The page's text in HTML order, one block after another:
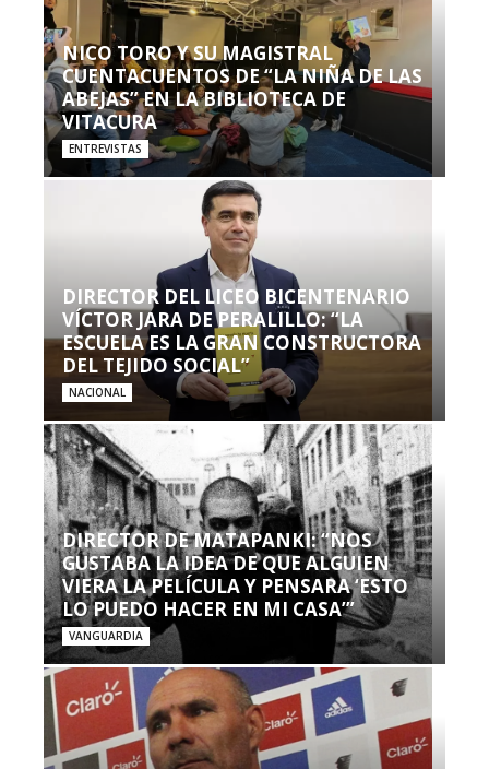
NICO TORO Y SU MAGISTRAL
CUENTACUENTOS DE “LA NIÑA DE LAS
ABEJAS” EN LA BIBLIOTECA DE
VITACURA
ENTREVISTAS
DIRECTOR DEL LICEO BICENTENARIO
VÍCTOR JARA DE PERALILLO: “LA
ESCUELA ES LA GRAN CONSTRUCTORA
DEL TEJIDO SOCIAL”
NACIONAL
DIRECTOR DE MATAPANKI: “NOS
GUSTABA LA IDEA DE QUE ALGUIEN
VIERA LA PELÍCULA Y PENSARA ‘ESTO
LO PUEDO HACER EN MI CASA’”
VANGUARDIA